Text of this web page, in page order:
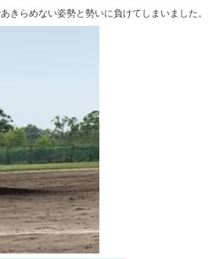
きらめない姿勢と勢いに負けてしまいました。